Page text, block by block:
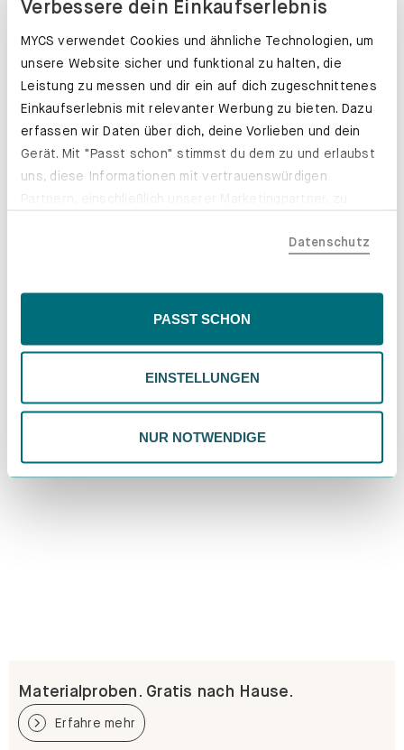
Verbessere dein Einkaufserlebnis
MYCS verwendet Cookies und ähnliche Technologien, um
unsere Website sicher und funktional zu halten, die
Leistung zu messen und dir ein auf dich zugeschnittenes
Einkaufserlebnis mit relevanter Werbung zu bieten. Dazu
erfassen wir Daten über dich, deine Vorlieben und dein
Gerät. Mit "Passt schon" stimmst du dem zu und erlaubst
uns, diese Informationen mit vertrauenswürdigen
der EU, beispielsweise in den USA, verarbeitet werden
Inhalte eingeschränkt sein könnten. Wähle
deiner Präferenzen. Du kannst deine Wahl jederzeit
ändern. Weitere Informationen findest du in unserer
Datenschutzrichtlinie.
Datenschutz
PASST SCHON
EINSTELLUNGEN
NUR NOTWENDIGE
Schubladenkästen. Stabil mit Stil.
Materialproben. Gratis nach Hause.
Erfahre mehr